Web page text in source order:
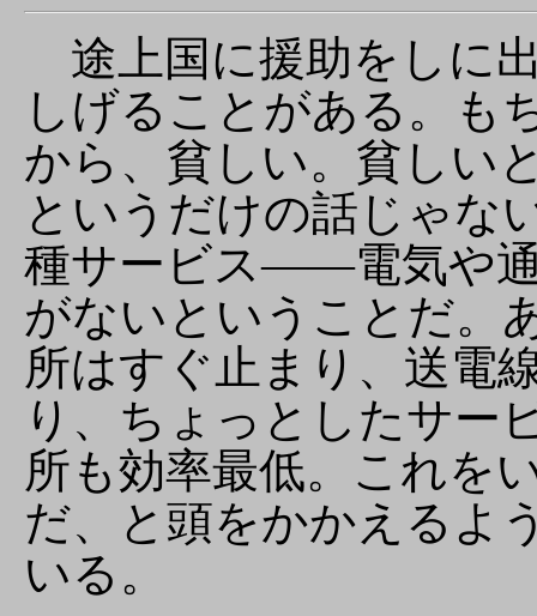
途上国に援助をしに
しげることがある。も
から、貧しい。貧しい
というだけの話じゃな
種サービス――電気や
がないということだ。
所はすぐ止まり、送電
り、ちょっとしたサー
所も効率最低。これを
だ、と頭をかかえるよ
いる。